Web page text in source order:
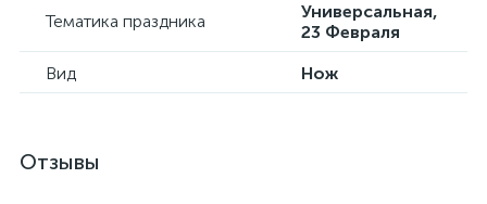
Тематика праздника
Универсальная,
23 Февраля
Вид
Нож
Отзывы